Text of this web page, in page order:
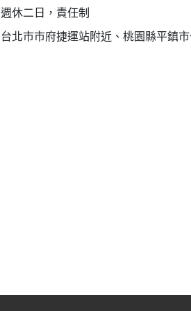
週休二日，責任制
台北市市府捷運站附近、桃園縣平鎮